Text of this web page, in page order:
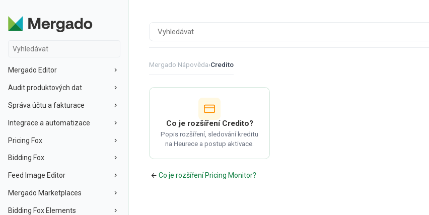
Mergado Editor
Audit produktových dat
Správa účtu a fakturace
Integrace a automatizace
Pricing Fox
Bidding Fox
Feed Image Editor
Mergado Marketplaces
Bidding Fox Elements
Mergado Nápověda›Credito
Co je rozšíření Credito?
Popis rozšíření, sledování kreditu
na Heurece a postup aktivace.
Co je rozšíření Pricing Monitor?